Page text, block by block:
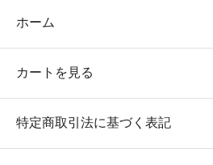
ホーム
カートを見る
特定商取引法に基づく表記